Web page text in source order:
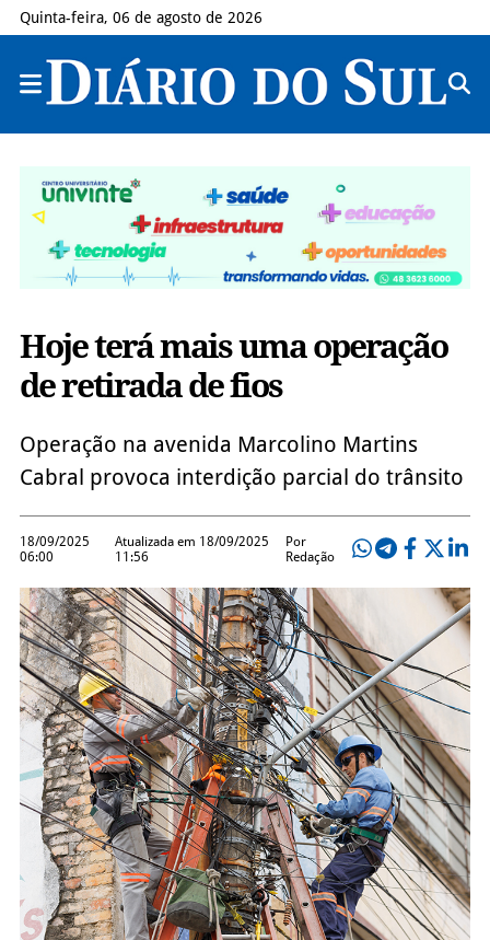
Quinta-feira, 06 de agosto de 2026
Hoje terá mais uma operação
de retirada de fios
Operação na avenida Marcolino Martins
Cabral provoca interdição parcial do trânsito
18/09/2025
06:00
Atualizada em 18/09/2025
11:56
Por
Redação